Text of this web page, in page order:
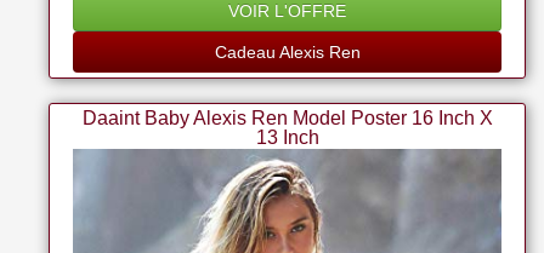
VOIR L'OFFRE
Cadeau Alexis Ren
Daaint Baby Alexis Ren Model Poster 16 Inch X
13 Inch